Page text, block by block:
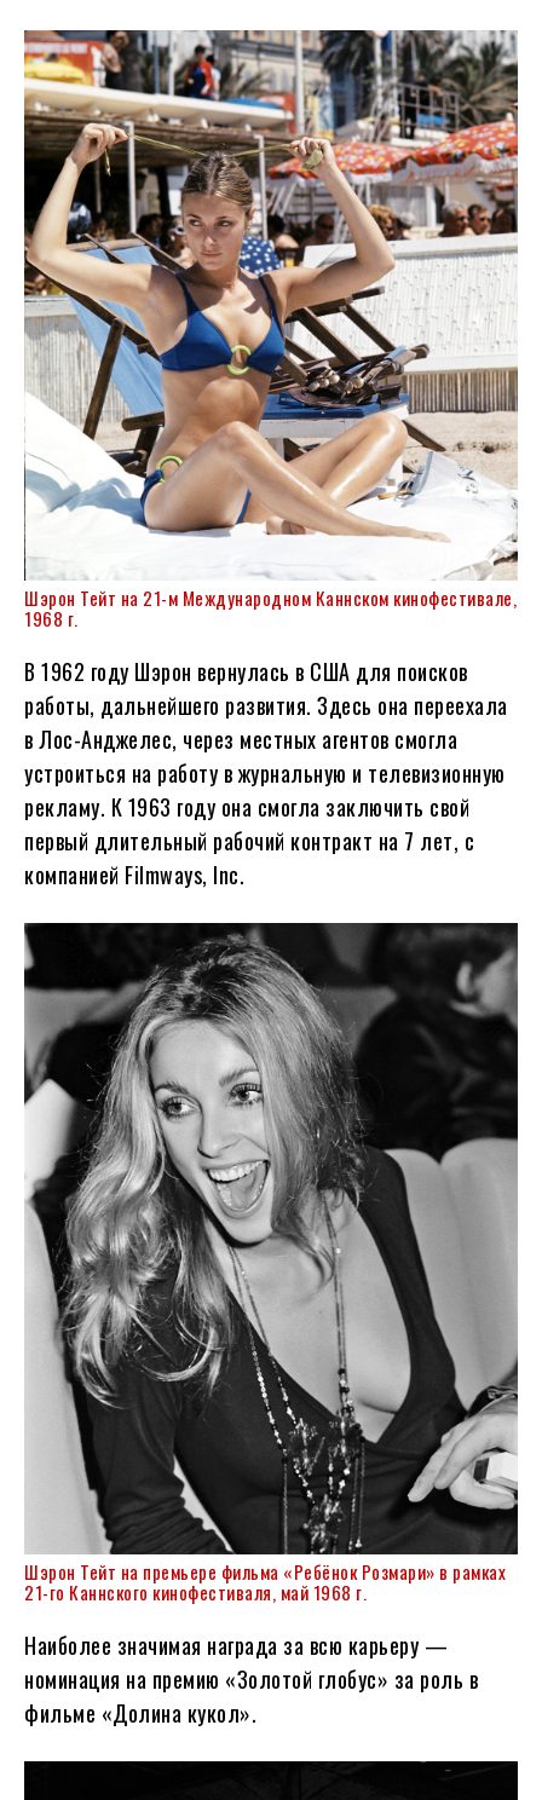
Шэрон Тейт на 21-м Международном Каннском кинофестивале,
1968 г.
В 1962 году Шэрон вернулась в США для поисков
работы, дальнейшего развития. Здесь она переехала
в Лос-Анджелес, через местных агентов смогла
устроиться на работу в журнальную и телевизионную
рекламу. К 1963 году она смогла заключить свой
первый длительный рабочий контракт на 7 лет, с
компанией Filmways, Inc.
Шэрон Тейт на премьере фильма «Ребёнок Розмари» в рамках
21-го Каннского кинофестиваля, май 1968 г.
Наиболее значимая награда за всю карьеру —
номинация на премию «Золотой глобус» за роль в
фильме «Долина кукол».